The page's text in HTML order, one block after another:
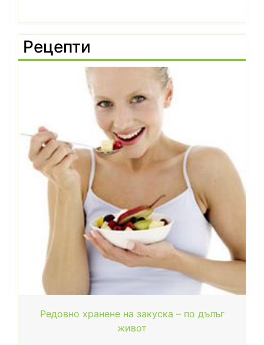
Рецепти
Редовно хранене на закуска – по дълъг
живот